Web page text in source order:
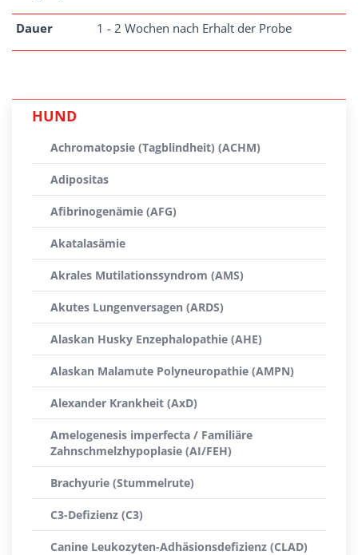
Dauer 1 - 2 Wochen nach Erhalt der Probe
HUND
Achromatopsie (Tagblindheit) (ACHM)
Adipositas
Afibrinogenämie (AFG)
Akatalasämie
Akrales Mutilationssyndrom (AMS)
Akutes Lungenversagen (ARDS)
Alaskan Husky Enzephalopathie (AHE)
Alaskan Malamute Polyneuropathie (AMPN)
Alexander Krankheit (AxD)
Amelogenesis imperfecta / Familiäre
Zahnschmelzhypoplasie (AI/FEH)
Brachyurie (Stummelrute)
C3-Defizienz (C3)
Canine Leukozyten-Adhäsionsdefizienz (CLAD)